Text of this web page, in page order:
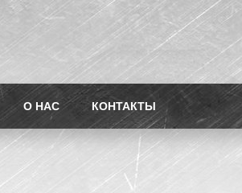
О НАС КОНТАКТЫ